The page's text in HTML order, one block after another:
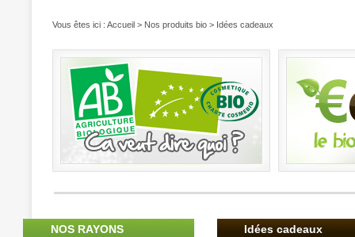
MON COMPTE
Vous êtes ici : Accueil > Nos produits bio > Idées cadeaux
NOS RAYONS Idées cadeaux